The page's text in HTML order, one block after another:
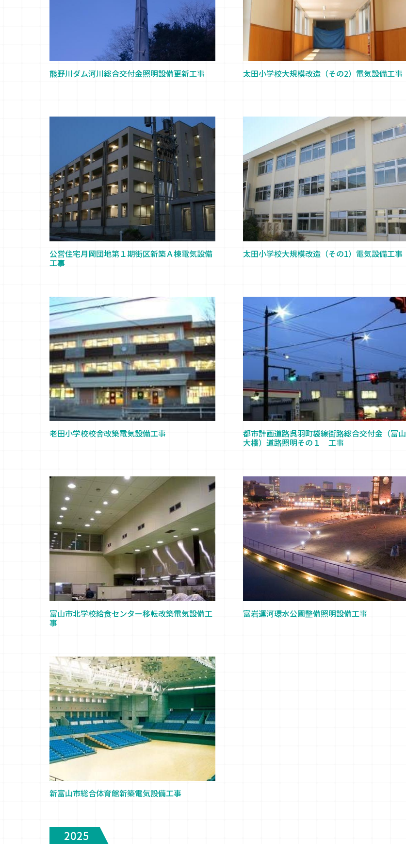
熊野川ダム河川総合交付金照明設備更新工事 太田小学校大規模改造（その2）電気設備工事
公営住宅月岡団地第１期街区新築Ａ棟電気設備
工事
太田小学校大規模改造（その1）電気設備工事
老田小学校校舎改築電気設備工事 都市計画道路呉羽町袋線街路総合交付金（富山
大橋）道路照明その１ 工事
富山市北学校給食センター移転改築電気設備工
事
富岩運河環水公園整備照明設備工事
新富山市総合体育館新築電気設備工事
2025